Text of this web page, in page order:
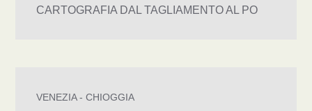
CARTOGRAFIA DAL TAGLIAMENTO AL PO
VENEZIA - CHIOGGIA